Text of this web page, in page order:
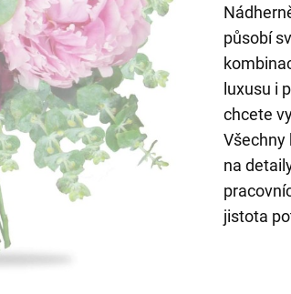
působí
luxusu i
chcete
Všechny
na
jistota